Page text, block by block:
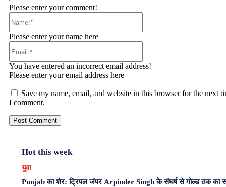
Please enter your comment!
Please enter your name here
You have entered an incorrect email address!
Please enter your email address here
Save my name, email, and website in this browser for the next
I comment.
Hot this week
युवा
Punjab का शेर: ट्रिपल जंपर Arpinder Singh के संघर्ष से गोल्ड तक का